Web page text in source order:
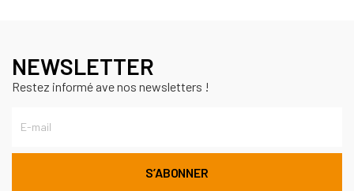
NEWSLETTER
Restez informé ave nos newsletters !